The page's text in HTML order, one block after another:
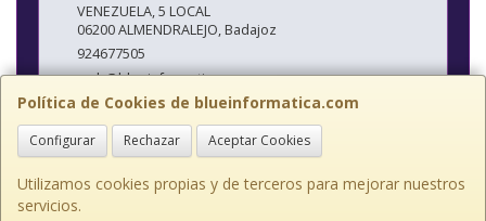
Política de Cookies de blueinformatica.com
Configurar Rechazar Aceptar Cookies
Utilizamos cookies propias y de terceros para mejorar nuestros
servicios.
VENEZUELA, 5 LOCAL
06200ALMENDRALEJO,Badajoz
924677505
web@blueinformatica.com
Horario
10 a 14 Y 17 a 20:30